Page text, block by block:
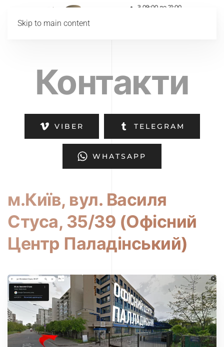
Skip to main content
З 09:00 до 21:00
Контакти
VIBER TELEGRAM
WHATSAPP
м.Київ, вул. Василя
Стуса, 35/39 (Офісний
Центр Паладінський)